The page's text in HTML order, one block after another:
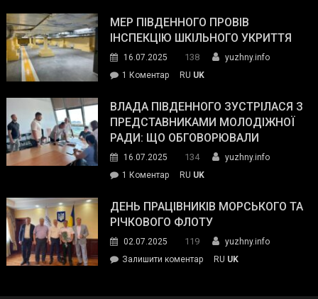
органів:
«Наш
спільний
окупанти.
Маємо
діяти
команда
ДСНС
власноруч
пожежу
у
МЕР ПІВДЕННОГО ПРОВІВ
ІНСПЕКЦІЮ ШКІЛЬНОГО УКРИТТЯ
16.07.2025 138
yuzhny.info
1 Коментардо
Південного
провів
інспекцію
укриття
RU UK
ВЛАДА ПІВДЕННОГО ЗУСТРІЛАСЯ З
ПРЕДСТАВНИКАМИ МОЛОДІЖНОЇ
РАДИ: ЩО ОБГОВОРЮВАЛИ
16.07.2025 134
yuzhny.info
1 Коментардо
Південного
зустрілася
представниками
молодіжної
RU UK
ДЕНЬ ПРАЦІВНИКІВ МОРСЬКОГО ТА
РІЧКОВОГО ФЛОТУ
02.07.2025 119
yuzhny.info
Залишити коментарon
RU UK